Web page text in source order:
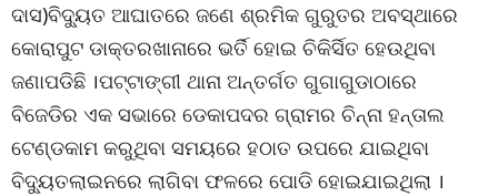
ଦାସ)ବିଦ୍ୟୁତ ଆଘାତରେ ଜଣେ ଶ୍ରମିକ ଗୁରୁତର ଅବସ୍ଥାରେ
କୋରାପୁଟ ଡାକ୍ତରଖାନାରେ ଭର୍ତି ହୋଇ ଚିକିର୍ସିତ ହେଉଥିବା
ଜଣାପଡିଛି ।ପଟ୍ଟାଙ୍ଗୀ ଥାନା ଅନ୍ତର୍ଗତ ଗୁଗାଗୁଡାଠାରେ
ବିଜେଡିର ଏକ ସଭାରେ ଡେକାପଦର ଗ୍ରାମର ଚିନ୍ନା ହନ୍ତାଲ
ଟେଣ୍ଡକାମ କରୁଥିବା ସମୟରେ ହଠାତ ଉପରେ ଯାଇଥିବା
ବିଦ୍ୟୁତଲାଇନରେ ଲାଗିବା ଫଳରେ ପୋଡି ହୋଇଯାଇଥିଲା ।